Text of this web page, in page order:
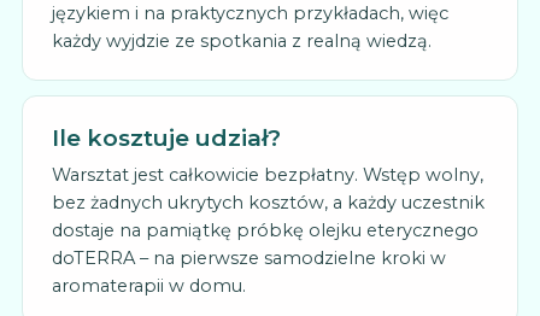
językiem i na praktycznych przykładach, więc
każdy wyjdzie ze spotkania z realną wiedzą.
Ile kosztuje udział?
Warsztat jest całkowicie bezpłatny. Wstęp wolny,
bez żadnych ukrytych kosztów, a każdy uczestnik
dostaje na pamiątkę próbkę olejku eterycznego
doTERRA – na pierwsze samodzielne kroki w
aromaterapii w domu.